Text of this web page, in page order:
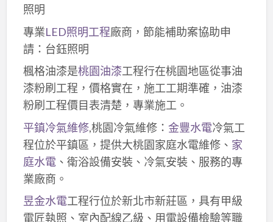
照明
專業LED照明工程廠商，節能補助案協助申
請：台鈺照明
楓格油漆是桃園油漆工程行在桃園地區從事油
漆粉刷工程，價格實在，施工工期準確，油漆
粉刷工程價目表清楚，專業施工。
平鎮冷氣維修,桃園冷氣維修： 金豐水電冷氣工
程位於平鎮區，提供大桃園家庭水電維修、 家
庭水電、衛浴設備安裝、冷氣安裝、服務的專
業廠商。
昱金水電工程行位於新北市新莊區，具有甲級
電匠執照、室內配線乙級、用電設備檢驗等職